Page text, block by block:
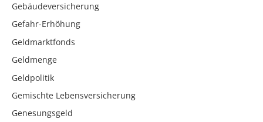
Gebäudeversicherung
Gefahr-Erhöhung
Geldmarktfonds
Geldmenge
Geldpolitik
Gemischte Lebensversicherung
Genesungsgeld